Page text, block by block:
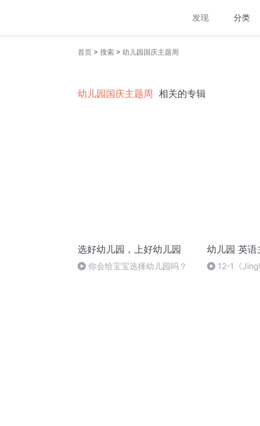
发现 分类
首页 > 搜索 > 幼儿园国庆主题周
幼儿园国庆主题周 相关的专辑
选好幼儿园，上好幼儿园
你会给宝宝选择幼儿园吗？
幼儿园 英
12-1《